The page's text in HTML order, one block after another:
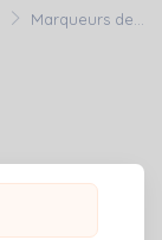
Marqueurs de...